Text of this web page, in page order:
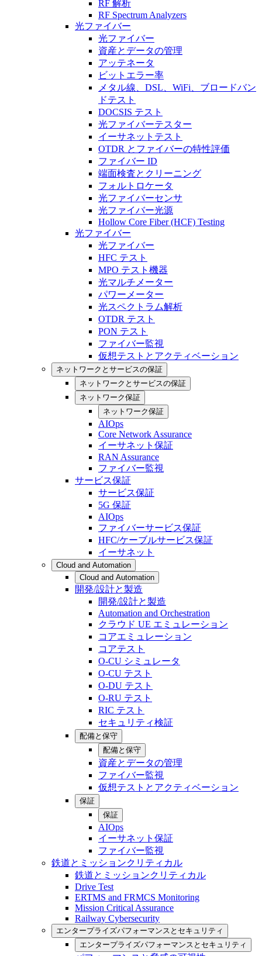
RF 解析
RF Spectrum Analyzers
光ファイバー
光ファイバー
資産とデータの管理
アッテネータ
ビットエラー率
メタル線、DSL、WiFi、ブロードバン
ドテスト
DOCSIS テスト
光ファイバーテスター
イーサネットテスト
OTDR とファイバーの特性評価
ファイバー ID
端面検査とクリーニング
フォルトロケータ
光ファイバーセンサ
光ファイバー光源
Hollow Core Fiber (HCF) Testing
光ファイバー
光ファイバー
HFC テスト
MPO テスト機器
光マルチメーター
パワーメーター
光スペクトラム解析
OTDR テスト
PON テスト
ファイバー監視
仮想テストとアクティベーション
ネットワークとサービスの保証
ネットワークとサービスの保証
ネットワーク保証
ネットワーク保証
AIOps
Core Network Assurance
イーサネット保証
RAN Assurance
ファイバー監視
サービス保証
サービス保証
5G 保証
AIOps
ファイバーサービス保証
HFC/ケーブルサービス保証
イーサネット
Cloud and Automation
Cloud and Automation
開発/設計と製造
開発/設計と製造
Automation and Orchestration
クラウド UE エミュレーション
コアエミュレーション
コアテスト
O-CU シミュレータ
O-CU テスト
O-DU テスト
O-RU テスト
RIC テスト
セキュリティ検証
配備と保守
配備と保守
資産とデータの管理
ファイバー監視
仮想テストとアクティベーション
保証
保証
AIOps
イーサネット保証
ファイバー監視
鉄道とミッションクリティカル
鉄道とミッションクリティカル
Drive Test
ERTMS and FRMCS Monitoring
Mission Critical Assurance
Railway Cybersecurity
エンタープライズパフォーマンスとセキュリティ
エンタープライズパフォーマンスとセキュリティ